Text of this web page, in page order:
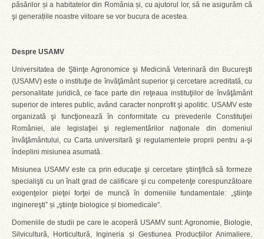
păsărilor și a habitatelor din România și, cu ajutorul lor, să ne asigurăm că
şi generațiile noastre viitoare se vor bucura de acestea.
Despre USAMV
Universitatea de Ştiinţe Agronomice şi Medicină Veterinară din Bucureşti
(USAMV) este o instituţie de învăţământ superior şi cercetare acreditată, cu
personalitate juridică, ce face parte din reţeaua instituţiilor de învăţământ
superior de interes public, având caracter nonprofit şi apolitic. USAMV este
organizată şi funcţionează în conformitate cu prevederile Constituţiei
României, ale legislaţiei şi reglementărilor naţionale din domeniul
învăţământului, cu Carta universitară şi regulamentele proprii pentru a-şi
îndeplini misiunea asumată.
Misiunea USAMV este ca prin educaţie şi cercetare ştiinţifică să formeze
specialişti cu un înalt grad de calificare şi cu competenţe corespunzătoare
exigenţelor pieţei forţei de muncă în domeniile fundamentale: „ştiinţe
inginereşti” și „ştiinţe biologice și biomedicale”.
Domeniile de studii pe care le acoperă USAMV sunt: Agronomie, Biologie,
Silvicultură, Horticultură, Ingineria și Gestiunea Producțiilor Animaliere,